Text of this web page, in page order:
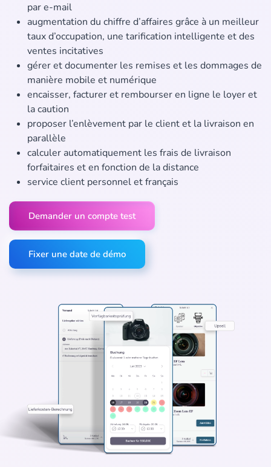
par e-mail
augmentation du chiffre d’affaires grâce à un meilleur
taux d’occupation, une tarification intelligente et des
ventes incitatives
gérer et documenter les remises et les dommages de
manière mobile et numérique
encaisser, facturer et rembourser en ligne le loyer et
la caution
proposer l’enlèvement par le client et la livraison en
parallèle
calculer automatiquement les frais de livraison
forfaitaires et en fonction de la distance
service client personnel et français
Demander un compte test
Fixer une date de démo